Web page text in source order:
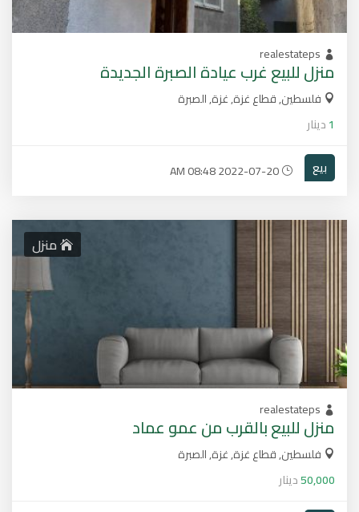
realestateps
منزل للبيع غرب عيادة الصبرة الجديدة
فلسطين, قطاع غزة, غزة, الصبرة
1دينار
بيع
منزل
realestateps
منزل للبيع بالقرب من عمو عماد
فلسطين, قطاع غزة, غزة, الصبرة
50,000دينار